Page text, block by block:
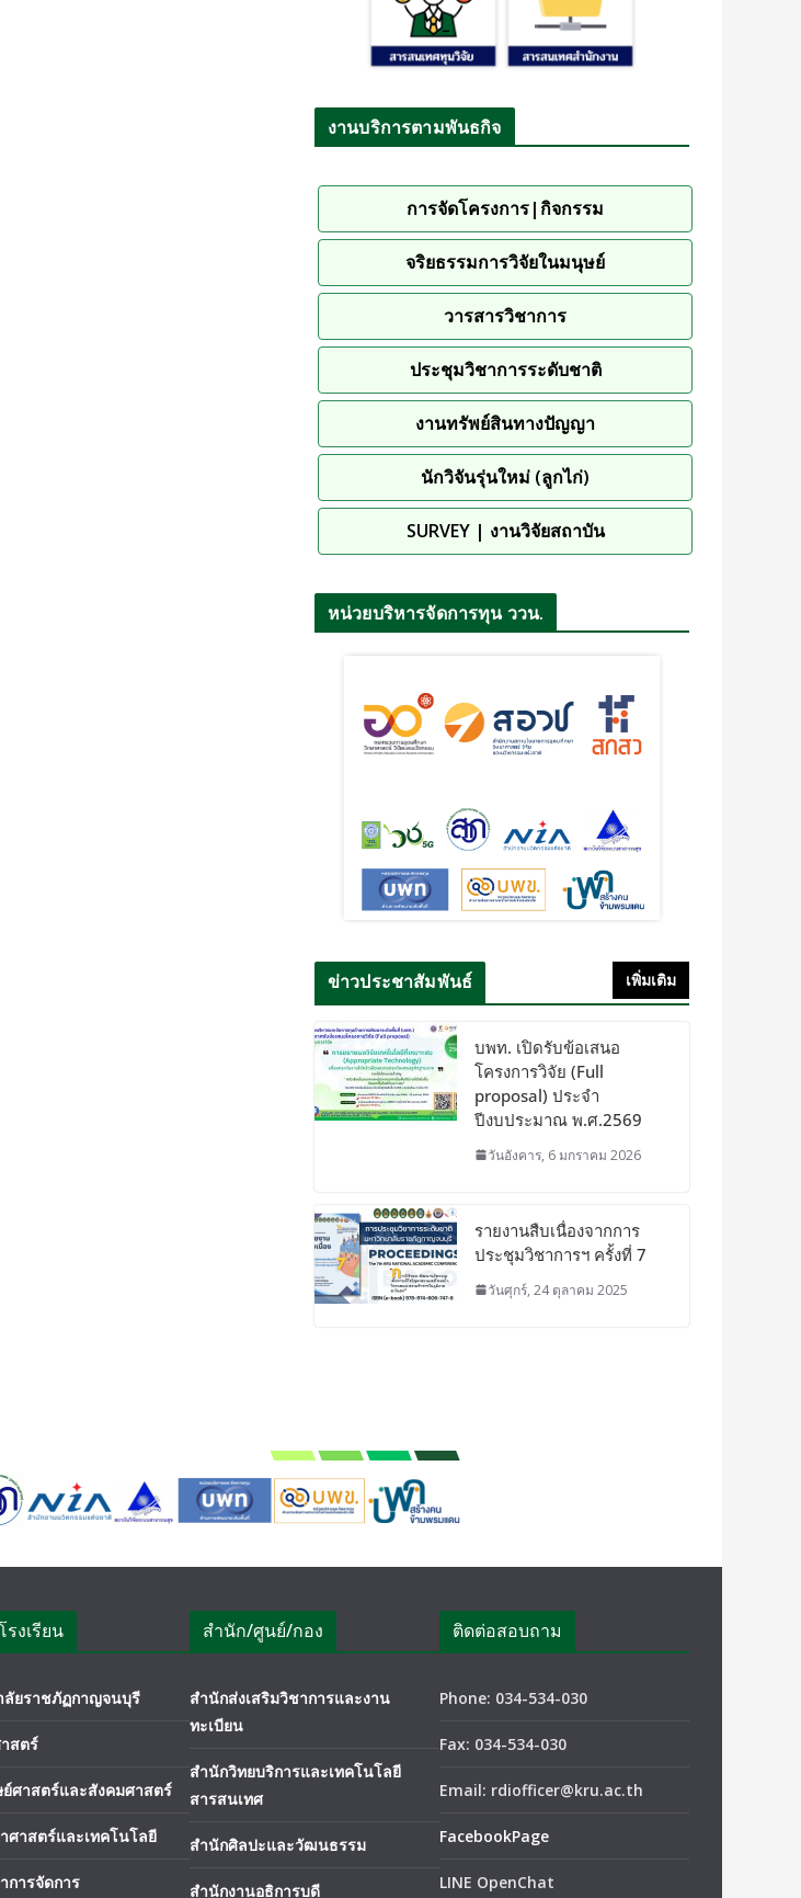
งานบริการตามพันธกิจ
การจัดโครงการ|กิจกรรม
จริยธรรมการวิจัยในมนุษย์
วารสารวิชาการ
ประชุมวิชาการระดับชาติ
งานทรัพย์สินทางปัญญา
นักวิจันรุ่นใหม่ (ลูกไก่)
SURVEY | งานวิจัยสถาบัน
หน่วยบริหารจัดการทุน ววน.
ข่าวประชาสัมพันธ์ เพิ่มเติม
บพท. เปิดรับข้อเสนอ
โครงการวิจัย (Full
proposal) ประจำ
ปีงบประมาณ พ.ศ.2569
วันอังคาร, 6 มกราคม 2026
รายงานสืบเนื่องจากการ
ประชุมวิชาการฯ ครั้งที่ 7
วันศุกร์, 24 ตุลาคม 2025
งเรียน
ลัยราชภัฏกาญจนบุรี
สตร์
ศาสตร์และสังคมศาสตร์
ศาสตร์และเทคโนโลยี
การจัดการ
สำนัก/ศูนย์/กอง
สำนักส่งเสริมวิชาการและงาน
ทะเบียน
สำนักวิทยบริการและเทคโนโลยี
สารสนเทศ
สำนักศิลปะและวัฒนธรรม
สำนักงานอธิการบดี
ติดต่อสอบถาม
Phone: 034-534-030
Fax: 034-534-030
Email: rdiofficer@kru.ac.th
FacebookPage
LINE OpenChat